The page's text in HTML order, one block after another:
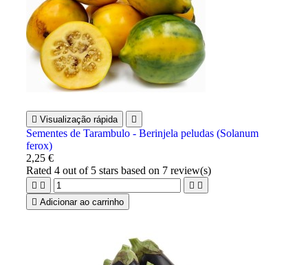
 Visualização rápida 
Sementes de Tarambulo - Berinjela peludas (Solanum
ferox)
2,25 €
Rated4 out of 5 stars based on 7 review(s)
   
 Adicionar ao carrinho